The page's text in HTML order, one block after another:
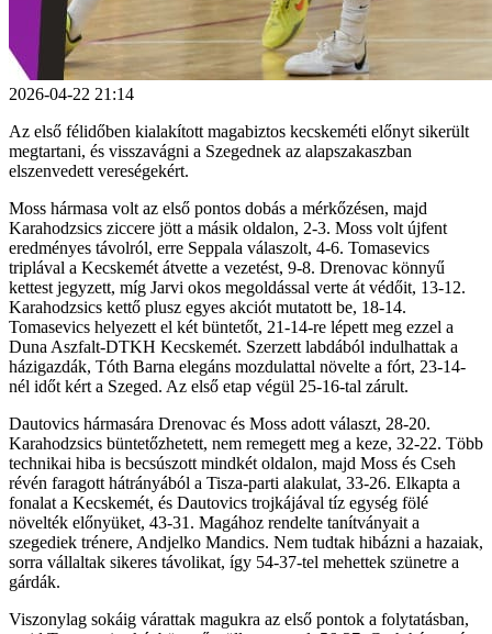
2026-04-22 21:14
Az első félidőben kialakított magabiztos kecskeméti előnyt sikerült
megtartani, és visszavágni a Szegednek az alapszakaszban
elszenvedett vereségekért.
Moss hármasa volt az első pontos dobás a mérkőzésen, majd
Karahodzsics ziccere jött a másik oldalon, 2-3. Moss volt újfent
eredményes távolról, erre Seppala válaszolt, 4-6. Tomasevics
triplával a Kecskemét átvette a vezetést, 9-8. Drenovac könnyű
kettest jegyzett, míg Jarvi okos megoldással verte át védőit, 13-12.
Karahodzsics kettő plusz egyes akciót mutatott be, 18-14.
Tomasevics helyezett el két büntetőt, 21-14-re lépett meg ezzel a
Duna Aszfalt-DTKH Kecskemét. Szerzett labdából indulhattak a
házigazdák, Tóth Barna elegáns mozdulattal növelte a fórt, 23-14-
nél időt kért a Szeged. Az első etap végül 25-16-tal zárult.
Dautovics hármasára Drenovac és Moss adott választ, 28-20.
Karahodzsics büntetőzhetett, nem remegett meg a keze, 32-22. Több
technikai hiba is becsúszott mindkét oldalon, majd Moss és Cseh
révén faragott hátrányából a Tisza-parti alakulat, 33-26. Elkapta a
fonalat a Kecskemét, és Dautovics trojkájával tíz egység fölé
növelték előnyüket, 43-31. Magához rendelte tanítványait a
szegediek trénere, Andjelko Mandics. Nem tudtak hibázni a hazaiak,
sorra vállaltak sikeres távolikat, így 54-37-tel mehettek szünetre a
gárdák.
Viszonylag sokáig várattak magukra az első pontok a folytatásban,